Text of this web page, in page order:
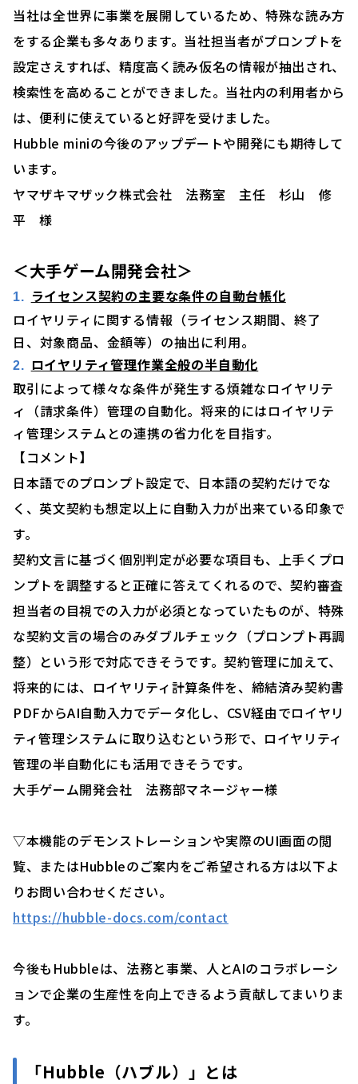
当社は全世界に事業を展開しているため、特殊な読み方
をする企業も多々あります。当社担当者がプロンプトを
設定さえすれば、精度高く読み仮名の情報が抽出され、
検索性を高めることができました。当社内の利用者から
は、便利に使えていると好評を受けました。
Hubble miniの今後のアップデートや開発にも期待して
います。
ヤマザキマザック株式会社 法務室 主任 杉山 修
平 様
＜大手ゲーム開発会社＞
ライセンス契約の主要な条件の自動台帳化
ロイヤリティに関する情報（ライセンス期間、終了
日、対象商品、金額等）の抽出に利用。
ロイヤリティ管理作業全般の半自動化
取引によって様々な条件が発生する煩雑なロイヤリテ
ィ（請求条件）管理の自動化。将来的にはロイヤリテ
ィ管理システムとの連携の省力化を目指す。
【コメント】
日本語でのプロンプト設定で、日本語の契約だけでな
く、英文契約も想定以上に自動入力が出来ている印象で
す。
契約文言に基づく個別判定が必要な項目も、上手くプロ
ンプトを調整すると正確に答えてくれるので、契約審査
担当者の目視での入力が必須となっていたものが、特殊
な契約文言の場合のみダブルチェック（プロンプト再調
整）という形で対応できそうです。契約管理に加えて、
将来的には、ロイヤリティ計算条件を、締結済み契約書
PDFからAI自動入力でデータ化し、CSV経由でロイヤリ
ティ管理システムに取り込むという形で、ロイヤリティ
管理の半自動化にも活用できそうです。
大手ゲーム開発会社 法務部マネージャー様
▽本機能のデモンストレーションや実際のUI画面の閲
覧、またはHubbleのご案内をご希望される方は以下よ
りお問い合わせください。
https://hubble-docs.com/contact
今後もHubbleは、法務と事業、人とAIのコラボレーシ
ョンで企業の生産性を向上できるよう貢献してまいりま
す。
「Hubble（ハブル）」 とは